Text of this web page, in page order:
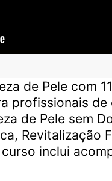
de Pele com
profissionais
de Pele sem
Revitalização
inclui